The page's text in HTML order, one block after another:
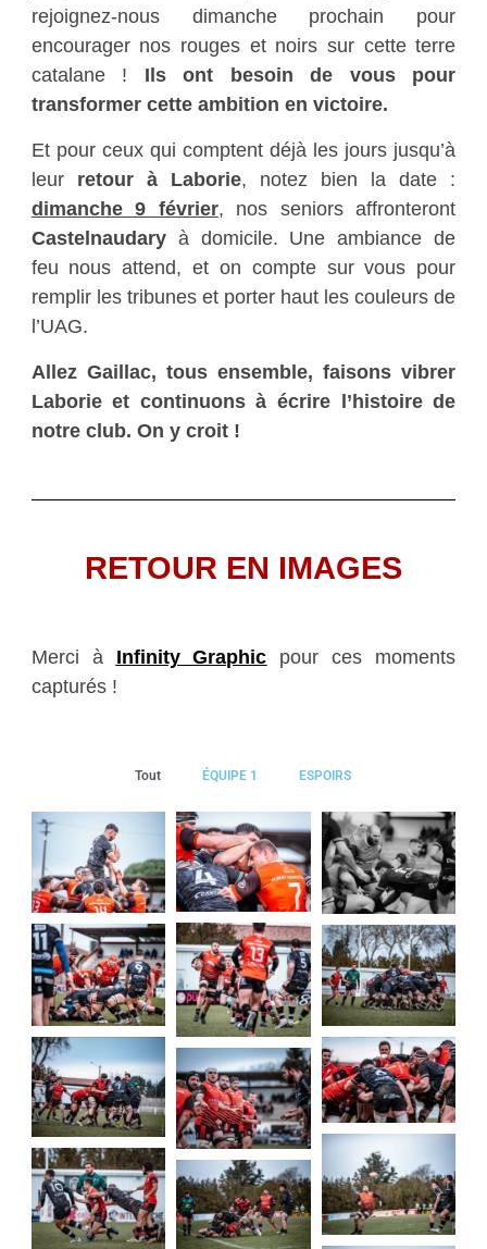
rejoignez-nous dimanche prochain pour
encourager nos rouges et noirs sur cette terre
catalane ! Ils ont besoin de vous pour
transformer cette ambition en victoire.
Et pour ceux qui comptent déjà les jours jusqu’à
leur retour à Laborie, notez bien la date :
dimanche 9 février, nos seniors affronteront
Castelnaudaryà domicile. Une ambiance de
feu nous attend, et on compte sur vous pour
remplir les tribunes et porter haut les couleurs de
l’UAG.
Allez Gaillac, tous ensemble, faisons vibrer
Laborie et continuons à écrire l’histoire de
notre club. On y croit !
RETOUR EN IMAGES
Merci à Infinity Graphic
pour ces moments
capturés !
Tout ÉQUIPE 1 ESPOIRS